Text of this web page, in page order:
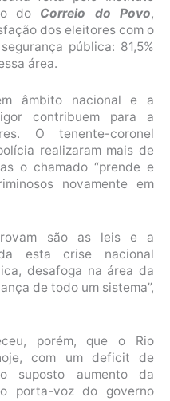
do Correio do Povo,
dos eleitores com o
pública: 81,5%
área.
âmbito nacional e a
contribuem para a
O tenente-coronel
realizaram mais de
o chamado “prende e
novamente em
são as leis e a
esta crise nacional
desafoga na área da
de todo um sistema”,
porém, que o Rio
com um deficit de
suposto aumento da
porta-voz do governo